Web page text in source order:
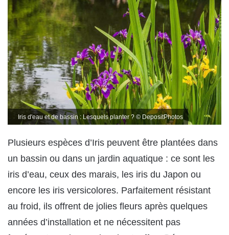
Iris d'eau et de bassin : Lesquels planter ? © DepositPhotos
Plusieurs espèces d’Iris peuvent être plantées dans
un bassin ou dans un jardin aquatique : ce sont les
iris d’eau, ceux des marais, les iris du Japon ou
encore les iris versicolores. Parfaitement résistant
au froid, ils offrent de jolies fleurs après quelques
années d’installation et ne nécessitent pas